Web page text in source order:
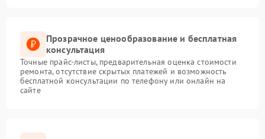
Прозрачное ценообразование и бесплатная
консультация
Точные прайс-листы, предварительная оценка стоимости
ремонта, отсутствие скрытых платежей и возможность
бесплатной консультации по телефону или онлайн на
сайте